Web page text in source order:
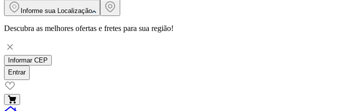
Informe sua Localização
Descubra as melhores ofertas e fretes para sua região!
Informar CEP
Entrar